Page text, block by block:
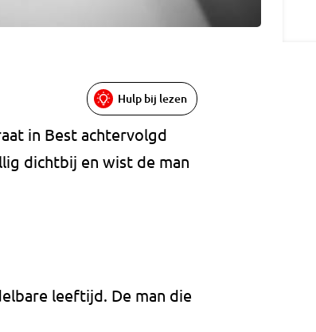
Hulp bij lezen
in Best achtervolgd
dichtbij en wist de man
leeftijd. De man die